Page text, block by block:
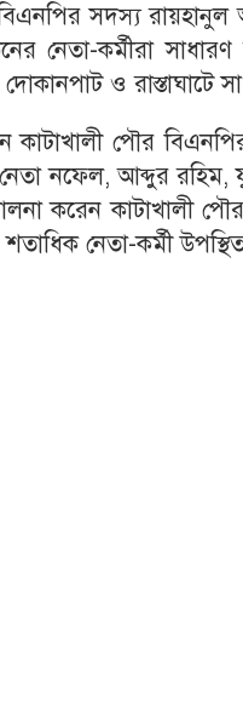
সদস্য
নেতা-কর্মীরা
দোকানপাট ও
কাটাখালী পৌর
নফেল, আব্দুর রহিম,
করেন কাটাখালী
নেতা-কর্মী